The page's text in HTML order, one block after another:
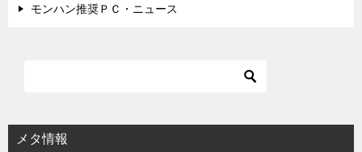
モンハン推奨ＰＣ・ニュース
メタ情報